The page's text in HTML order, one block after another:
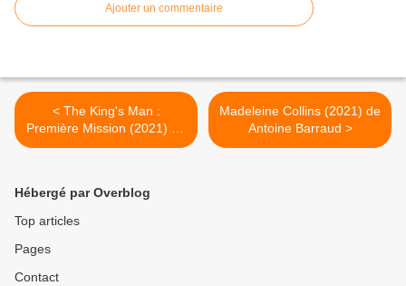
Ajouter un commentaire
< The King's Man :
Première Mission (2021) de
Matthew Vaughn
Madeleine Collins (2021) de
Antoine Barraud >
Hébergé par Overblog
Top articles
Pages
Contact